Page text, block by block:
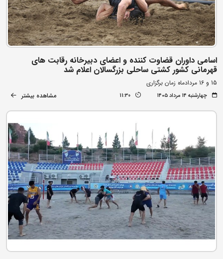
اسامی داوران قضاوت کننده و اعضای دبیرخانه رقابت های
قهرمانی کشور کشتی ساحلی بزرگسالان اعلام شد
15 و 16 مردادماه زمان برگزاری
چهارشنبه ۱۴ مرداد ۱۴۰۵ 11:30 مشاهده بیشتر